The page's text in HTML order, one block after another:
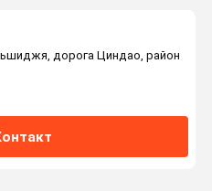
дорога Циндао, район